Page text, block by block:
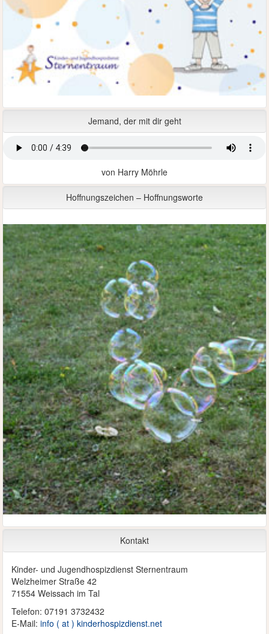
Jemand, der mit dir geht
von Harry Möhrle
Hoffnungszeichen – Hoffnungsworte
Kontakt
Kinder- und Jugendhospizdienst Sternentraum
Welzheimer Straße 42
71554 Weissach im Tal
Telefon: 07191 3732432
E-Mail: info ( at ) kinderhospizdienst.net